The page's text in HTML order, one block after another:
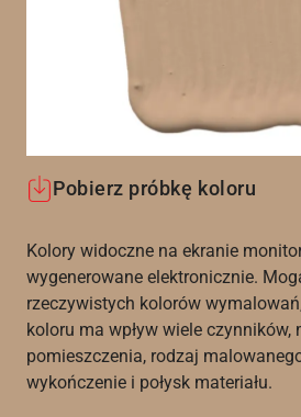
Pobierz próbkę koloru
Kolory widoczne na ekranie
wygenerowane elektronicznie.
rzeczywistych kolorów
koloru ma wpływ wiele czynników,
pomieszczenia, rodzaj
wykończenie i połysk materiału.